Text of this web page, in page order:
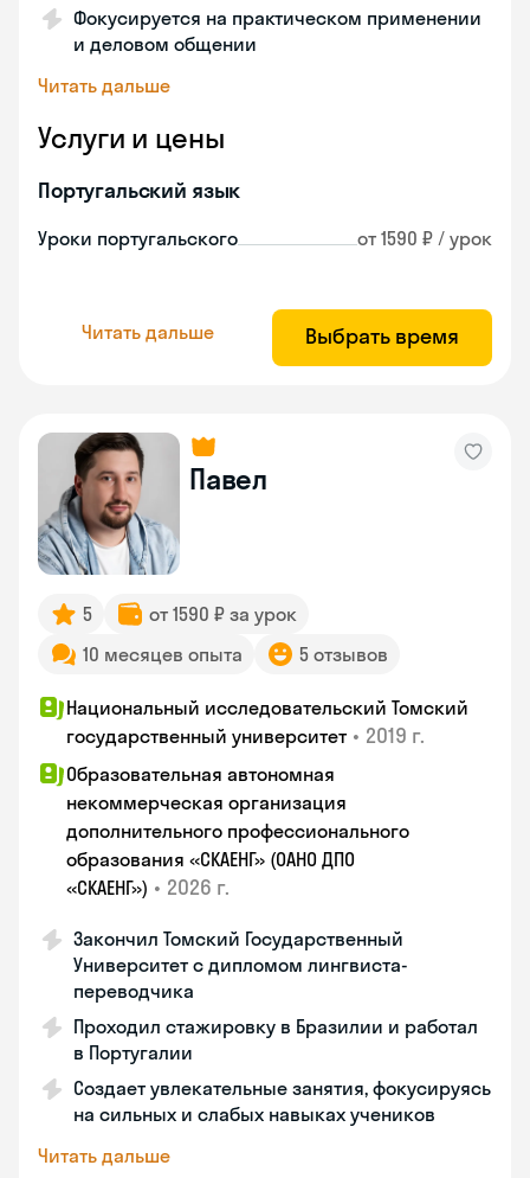
Фокусируется на практическом применении
и деловом общении
Читать дальше
Услуги и цены
Португальский язык
Уроки португальского от 1590 ₽ / урок
Читать дальше Выбрать время
Павел
5
от 1590 ₽ за урок
10 месяцев опыта
5 отзывов
Национальный исследовательский Томский
государственный университет • 2019 г.
Образовательная автономная
некоммерческая организация
дополнительного профессионального
образования «СКАЕНГ» (ОАНО ДПО
«СКАЕНГ») • 2026 г.
Закончил Томский Государственный
Университет с дипломом лингвиста-
переводчика
Проходил стажировку в Бразилии и работал
в Португалии
Создает увлекательные занятия, фокусируясь
на сильных и слабых навыках учеников
Читать дальше